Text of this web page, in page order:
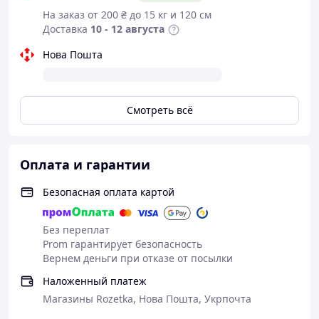
Класс водонепроницаемости IP67:
На заказ от 200 ₴ до 15 кг и 120 см
Доставка 10 - 12 августа
Нова Пошта
Смотреть всё
Оплата и гарантии
Безопасная оплата картой
Без переплат
Prom гарантирует безопасность
Вернем деньги при отказе от посылки
Наложенный платеж
Магазины Rozetka, Нова Пошта, Укрпочта